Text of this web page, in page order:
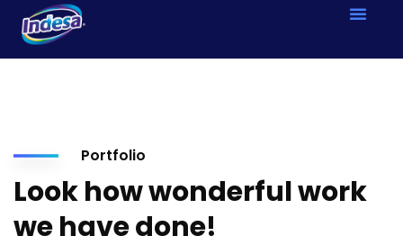
Portfolio
Look how wonderful work
we have done!